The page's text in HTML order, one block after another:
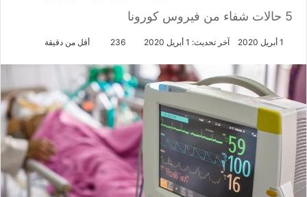
5 حالات شفاء من فيروس كورونا
1 أبريل 2020 آخر تحديث: 1 أبريل 2020 236 أقل من دقيقة